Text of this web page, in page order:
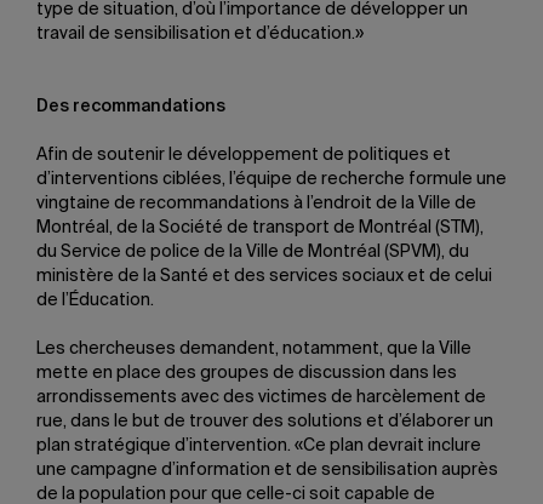
type de situation, d’où l’importance de développer un
travail de sensibilisation et d’éducation.»
Des recommandations
Afin de soutenir le développement de politiques et
d’interventions ciblées, l’équipe de recherche formule une
vingtaine de recommandations à l’endroit de la Ville de
Montréal, de la Société de transport de Montréal (STM),
du Service de police de la Ville de Montréal (SPVM), du
ministère de la Santé et des services sociaux et de celui
de l’Éducation.
Les chercheuses demandent, notamment, que la Ville
mette en place des groupes de discussion dans les
arrondissements avec des victimes de harcèlement de
rue, dans le but de trouver des solutions et d’élaborer un
plan stratégique d’intervention. «Ce plan devrait inclure
une campagne d’information et de sensibilisation auprès
de la population pour que celle-ci soit capable de